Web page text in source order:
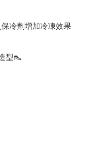
冷劑增加冷凍效果
型👠